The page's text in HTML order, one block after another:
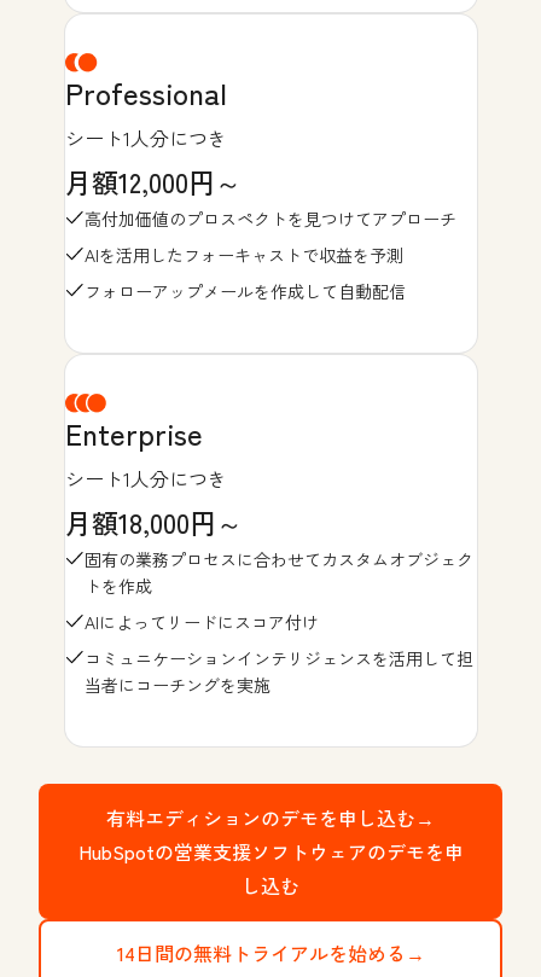
Professional
シート1人分につき
月額12,000円～
高付加価値のプロスペクトを見つけてアプローチ
AIを活用したフォーキャストで収益を予測
フォローアップメールを作成して自動配信
Enterprise
シート1人分につき
月額18,000円～
固有の業務プロセスに合わせてカスタムオブジェク
トを作成
AIによってリードにスコア付け
コミュニケーションインテリジェンスを活用して担
当者にコーチングを実施
有料エディションのデモを申し込む→
HubSpotの営業支援ソフトウェアのデモを申
し込む
14日間の無料トライアルを始める→